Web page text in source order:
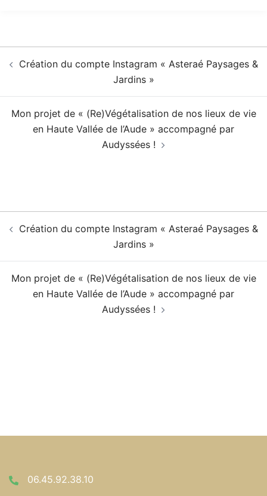
d’article
Création du compte Instagram « Asteraé Paysages &
Jardins »
Mon projet de « (Re)Végétalisation de nos lieux de vie
en Haute Vallée de l’Aude » accompagné par
Audyssées !
d’article
Création du compte Instagram « Asteraé Paysages &
Jardins »
Mon projet de « (Re)Végétalisation de nos lieux de vie
en Haute Vallée de l’Aude » accompagné par
Audyssées !
06.45.92.38.10